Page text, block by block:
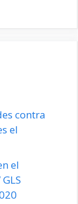
contra
el
el